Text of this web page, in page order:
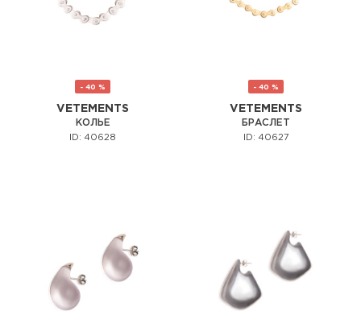
- 40 %
VETEMENTS
КОЛЬЕ
ID: 40628
- 40 %
VETEMENTS
БРАСЛЕТ
ID: 40627